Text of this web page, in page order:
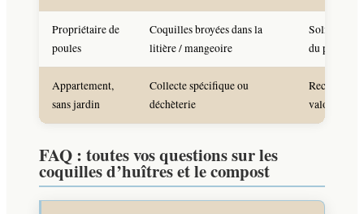
Propriétaire de
poules
Coquilles broyées dans la
litière / mangeoire
Solidité
du
Appartement,
sans jardin
Collecte spécifique ou
déchèterie
Recyclage
FAQ : toutes vos questions sur les
coquilles d’huîtres et le compost